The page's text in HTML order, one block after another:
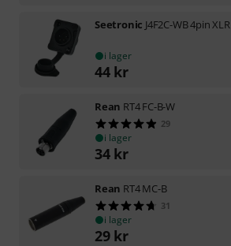
Seetronic J4F2C-WB 4pin XLR
i lager
44 kr
Rean RT4 FC-B-W
29
i lager
34 kr
Rean RT4 MC-B
31
i lager
29 kr